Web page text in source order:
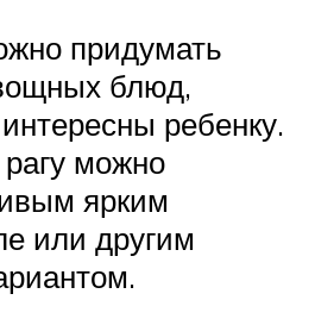
придумать
блюд,
ребенку.
можно
ярким
или другим